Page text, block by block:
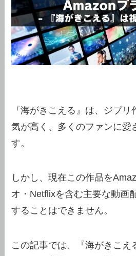
『海がきこえる』は、ジブリ
気が高く、多くのファンに愛
す。
しかし、現在この作品を
オ・Netflixを含む主要な動画
することはできません。
この記事では、『海がきこえ